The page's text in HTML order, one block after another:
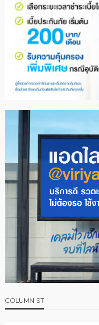
COLUMNIST